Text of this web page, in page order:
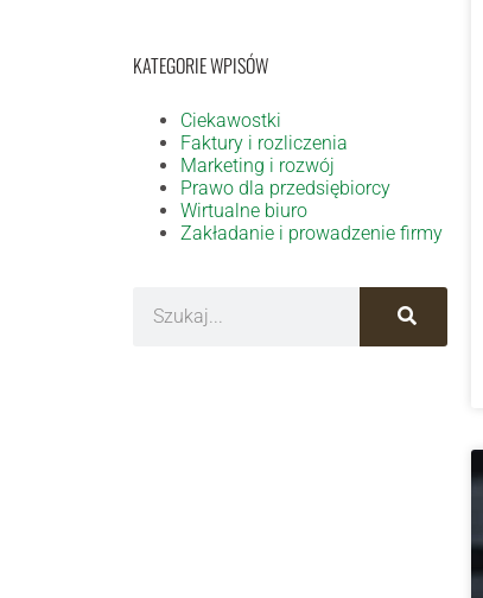
KATEGORIE WPISÓW
Ciekawostki
Faktury i rozliczenia
Marketing i rozwój
Prawo dla przedsiębiorcy
Wirtualne biuro
Zakładanie i prowadzenie firmy